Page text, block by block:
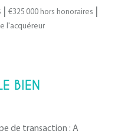
€325 000 hors honoraires
l'acquéreur
BIEN
de transaction : A